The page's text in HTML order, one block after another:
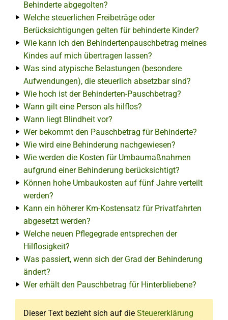
Behinderte abgegolten?
Welche steuerlichen Freibeträge oder
Berücksichtigungen gelten für behinderte Kinder?
Wie kann ich den Behindertenpauschbetrag meines
Kindes auf mich übertragen lassen?
Was sind atypische Belastungen (besondere
Aufwendungen), die steuerlich absetzbar sind?
Wie hoch ist der Behinderten-Pauschbetrag?
Wann gilt eine Person als hilflos?
Wann liegt Blindheit vor?
Wer bekommt den Pauschbetrag für Behinderte?
Wie wird eine Behinderung nachgewiesen?
Wie werden die Kosten für Umbaumaßnahmen
aufgrund einer Behinderung berücksichtigt?
Können hohe Umbaukosten auf fünf Jahre verteilt
werden?
Kann ein höherer Km-Kostensatz für Privatfahrten
abgesetzt werden?
Welche neuen Pflegegrade entsprechen der
Hilflosigkeit?
Was passiert, wenn sich der Grad der Behinderung
ändert?
Wer erhält den Pauschbetrag für Hinterbliebene?
Dieser Text bezieht sich auf die Steuererklärung